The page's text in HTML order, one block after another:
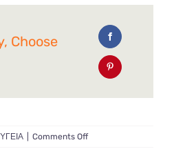
Choose
ΥΓΕΙΑ Comments Offon